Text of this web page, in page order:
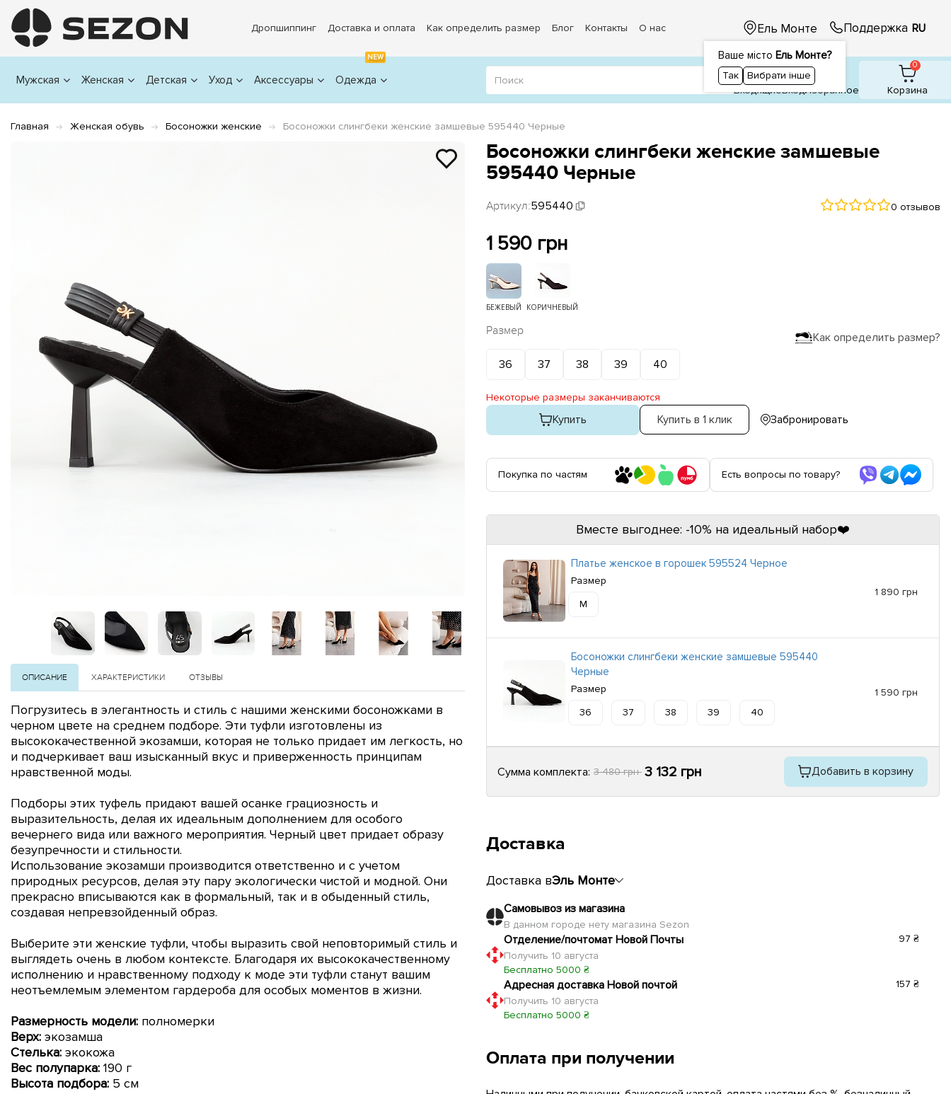
Дропшиппинг Доставка и оплата Как определить размер Блог Контакты О нас Ель Монте
Ваше місто Ель Монте?
Так Вибрати інше
Поддержка RU
Мужская Женская Детская Уход Аксессуары
NEW
Одежда
1
ВходящиеВходИзбранное
0
Корзина
Главная Женская обувь Босоножки женские Босоножки слингбеки женские замшевые 595440 Черные
Босоножки слингбеки женские замшевые
595440 Черные
Артикул:595440 0 отзывов
1 590 грн
БЕЖЕВЫЙ КОРИЧНЕВЫЙ
Как определить размер?
Размер
36 37 38 39 40
Некоторые размеры заканчиваются
Купить Купить в 1 клик Забронировать
Покупка по частям Есть вопросы по товару?
Вместе выгоднее: -10% на идеальный набор❤️
Платье женское в горошек 595524 Черное
Размер
M
1 890 грн
Босоножки слингбеки женские замшевые 595440
Черные
Размер
36
37 38 39 40
1 590 грн
Сумма комплекта: 3 480 грн 3 132 грн Добавить в корзину
Доставка
Доставка вЭль Монте
Самовывоз из магазина
В данном городе нету магазина Sezon
Отделение/почтомат Новой Почты
Получить 10 августа
Бесплатно 5000 ₴
97 ₴
Адресная доставка Новой почтой
Получить 10 августа
Бесплатно 5000 ₴
157 ₴
Оплата при получении
ОПИСАНИЕ ХАРАКТЕРИСТИКИ ОТЗЫВЫ
Погрузитесь в элегантность и стиль с нашими женскими босоножками в
черном цвете на среднем подборе. Эти туфли изготовлены из
высококачественной экозамши, которая не только придает им легкость, но
и подчеркивает ваш изысканный вкус и приверженность принципам
нравственной моды.
Подборы этих туфель придают вашей осанке грациозность и
выразительность, делая их идеальным дополнением для особого
вечернего вида или важного мероприятия. Черный цвет придает образу
безупречности и стильности.
Использование экозамши производится ответственно и с учетом
природных ресурсов, делая эту пару экологически чистой и модной. Они
прекрасно вписываются как в формальный, так и в обыденный стиль,
создавая непревзойденный образ.
Выберите эти женские туфли, чтобы выразить свой неповторимый стиль и
выглядеть очень в любом контексте. Благодаря их высококачественному
исполнению и нравственному подходу к моде эти туфли станут вашим
неотъемлемым элементом гардероба для особых моментов в жизни.
Размерность модели: полномерки
Верх: экозамша
Стелька: экокожа
Вес полупарка: 190 г
Высота подбора: 5 см